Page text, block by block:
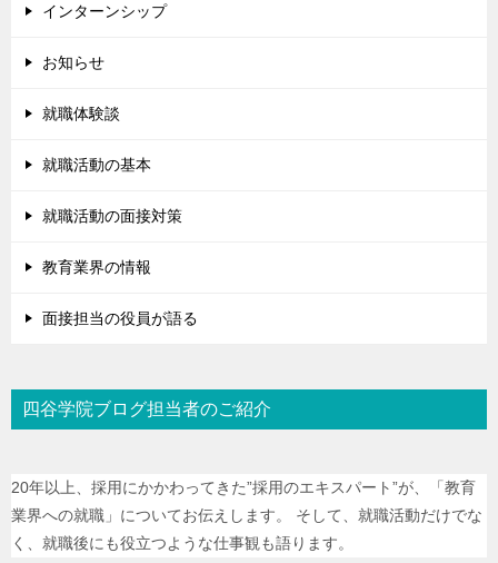
インターンシップ
お知らせ
就職体験談
就職活動の基本
就職活動の面接対策
教育業界の情報
面接担当の役員が語る
四谷学院ブログ担当者のご紹介
20年以上、採用にかかわってきた”採用のエキスパート”が、「教育
業界への就職」についてお伝えします。 そして、就職活動だけでな
く、就職後にも役立つような仕事観も語ります。